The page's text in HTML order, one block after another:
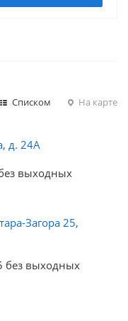
Списком На карте
д. 24А
выходных
Загора 25,
без выходных